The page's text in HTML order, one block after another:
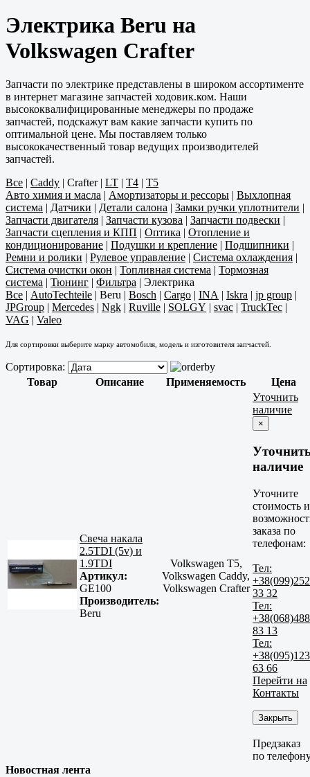
Электрика Beru на
Volkswagen Crafter
Запчасти по электрике представлены в широком ассортименте
в интернет магазине запчастей ходовик.ком. Наши
высококвалифицированные менеджеры по продаже
запчастей, подскажут вам какие запчасти купить по
оптимальной цене. Мы поставляем только
высококачественный товар ведущих производителей
запчастей.
Все | Caddy | Crafter| LT | T4 | T5
Авто химия и масла | Амортизаторы и рессоры | Выхлопная
система | Датчики | Детали салона | Замки ручки уплотнители |
Запчасти двигателя | Запчасти кузова | Запчасти подвески |
Запчасти сцепления и КПП | Оптика | Отопление и
кондиционирование | Подушки и крепление | Подшипники |
Ремни и ролики | Рулевое управление | Система охлаждения |
Система очистки окон | Топливная система | Тормозная
система | Тюнинг | Фильтра | Электрика
Все | AutoTechteile | Beru | Bosch | Cargo | INA | Iskra | jp group |
JPGroup | Mercedes | Ngk | Ruville | SOLGY | svac | TruckTec |
VAG | Valeo
Для сортировки выберите марку автомобиля, модель и изготовителя запчастей.
Сортировка:
Товар
Описание Применяемость Цена
Свеча накала
2.5TDI (5v) и
1.9TDI
Артикул:
GE100
Производитель:
Beru
Volkswagen T5,
Volkswagen Caddy,
Volkswagen Crafter
Уточнить
наличие
×
наличие
Уточните
стоимость и
заказа по
телефонам:
Тел:
+38(099)252
33 32
Тел:
+38(068)488
83 13
Тел:
+38(095)123
63 66
Перейти на
Контакты
Закрыть
Предзаказ
по
Новостная лента